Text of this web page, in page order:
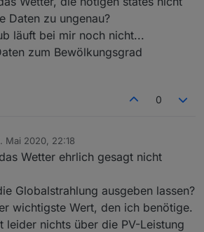
Daten zu ungenau?
läuft bei mir noch nicht...
zum Bewölkungsgrad
0
Mai 2020, 22:18
von
Wetter ehrlich gesagt nicht
Globalstrahlung ausgeben lassen?
wichtigste Wert, den ich benötige.
leider nichts über die PV-Leistung